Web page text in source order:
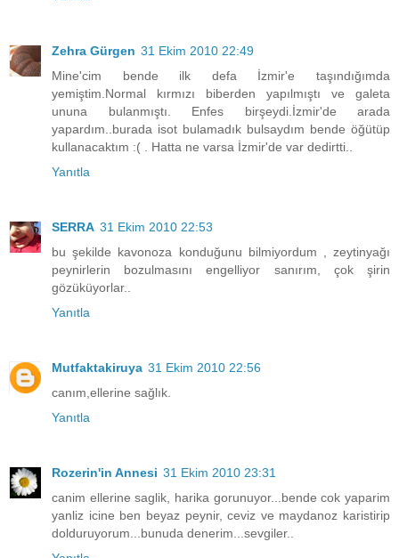
Zehra Gürgen 31 Ekim 2010 22:49
Mine'cim bende ilk defa İzmir'e taşındığımda
yemiştim.Normal kırmızı biberden yapılmıştı ve galeta
ununa bulanmıştı. Enfes birşeydi.İzmir'de arada
yapardım..burada isot bulamadık bulsaydım bende öğütüp
kullanacaktım :( . Hatta ne varsa İzmir'de var dedirtti..
Yanıtla
SERRA 31 Ekim 2010 22:53
bu şekilde kavonoza konduğunu bilmiyordum , zeytinyağı
peynirlerin bozulmasını engelliyor sanırım, çok şirin
gözüküyorlar..
Yanıtla
Mutfaktakiruya 31 Ekim 2010 22:56
canım,ellerine sağlık.
Yanıtla
Rozerin'in Annesi 31 Ekim 2010 23:31
canim ellerine saglik, harika gorunuyor...bende cok yaparim
yanliz icine ben beyaz peynir, ceviz ve maydanoz karistirip
dolduruyorum...bunuda denerim...sevgiler..